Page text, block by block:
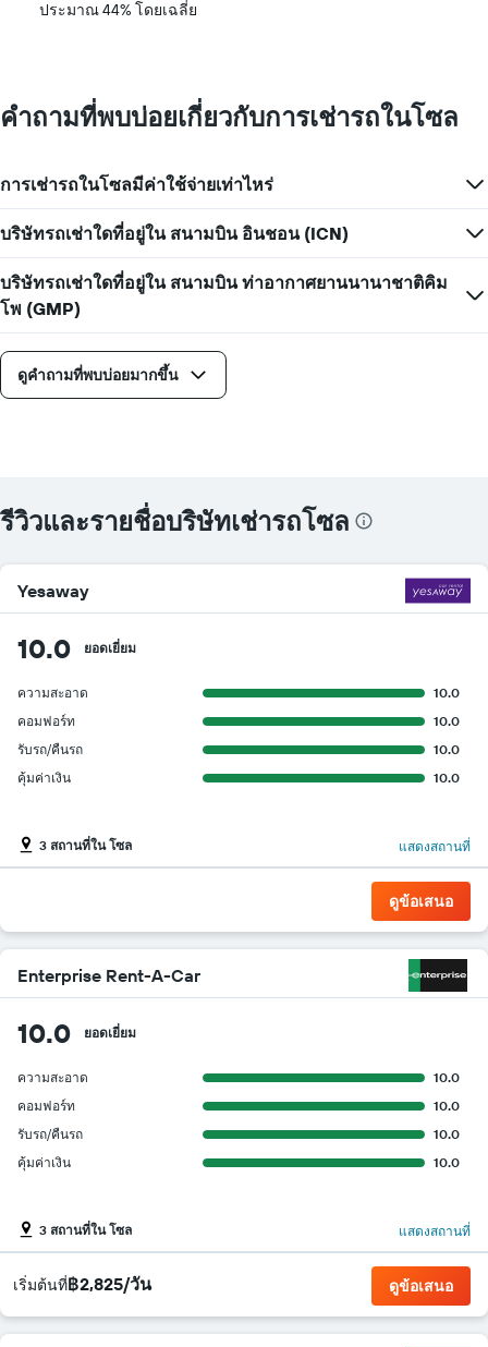
ประมาณ 44% โดยเฉลี่ย
คำถามที่พบบ่อยเกี่ยวกับการเช่ารถในโซล
การเช่ารถในโซลมีค่าใช้จ่ายเท่าไหร่
บริษัทรถเช่าใดที่อยู่ใน สนามบิน อินชอน (ICN)
บริษัทรถเช่าใดที่อยู่ใน สนามบิน ท่าอากาศยานนานาชาติคิม
โพ (GMP)
ดูคำถามที่พบบ่อยมากขึ้น
รีวิวและรายชื่อบริษัทเช่ารถโซล
Yesaway
10.0 ยอดเยี่ยม
ความสะอาด
10.0
คอมฟอร์ท
10.0
รับรถ/คืนรถ
10.0
คุ้มค่าเงิน
10.0
3 สถานที่ใน โซล แสดงสถานที่
ดูข้อเสนอ
Enterprise Rent-A-Car
10.0 ยอดเยี่ยม
ความสะอาด
10.0
คอมฟอร์ท
10.0
รับรถ/คืนรถ
10.0
คุ้มค่าเงิน
10.0
3 สถานที่ใน โซล แสดงสถานที่
เริ่มต้นที่฿2,825/วัน ดูข้อเสนอ